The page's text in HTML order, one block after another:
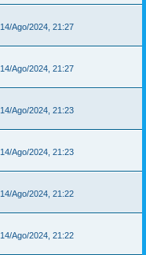
14/Ago/2024, 21:27
14/Ago/2024, 21:27
14/Ago/2024, 21:23
14/Ago/2024, 21:23
14/Ago/2024, 21:22
14/Ago/2024, 21:22